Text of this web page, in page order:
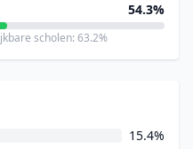
54.3%
scholen: 63.2%
15.4%